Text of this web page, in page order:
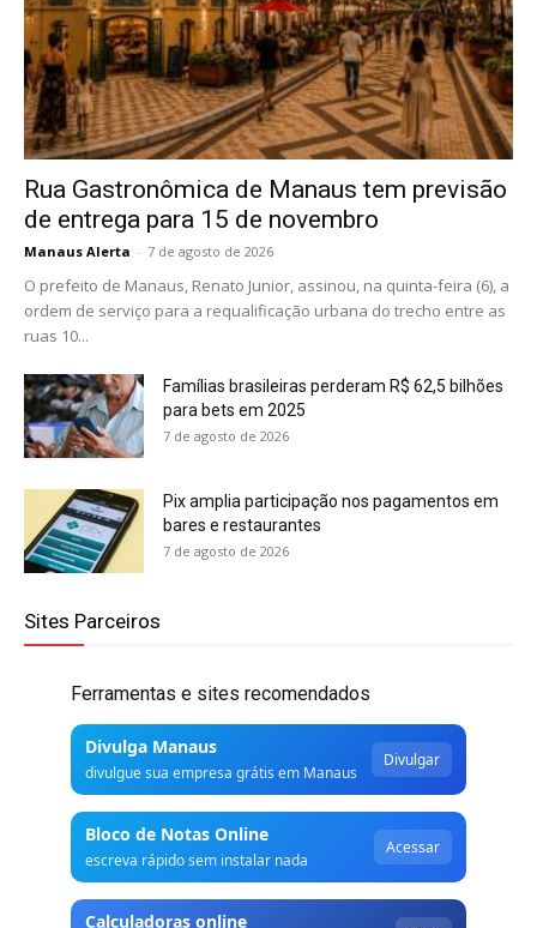
Rua Gastronômica de Manaus tem previsão
de entrega para 15 de novembro
Manaus Alerta - 7 de agosto de 2026
O prefeito de Manaus, Renato Junior, assinou, na quinta-feira (6), a
ordem de serviço para a requalificação urbana do trecho entre as
ruas 10...
Famílias brasileiras perderam R$ 62,5 bilhões
para bets em 2025
7 de agosto de 2026
Pix amplia participação nos pagamentos em
bares e restaurantes
7 de agosto de 2026
Sites Parceiros
Ferramentas e sites recomendados
Divulga Manaus
divulgue sua empresa grátis em Manaus
Divulgar
Bloco de Notas Online
escreva rápido sem instalar nada
Acessar
Calculadoras online